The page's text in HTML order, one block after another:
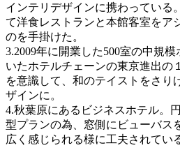
インテリデザインに携わっている
て洋食レストランと本館客室をア
のを手掛けた。
3.2009年に開業した500室の中規
いたホテルチェーンの東京進出の
を意識して、和のテイストをさり
ザインに。
4.秋葉原にあるビジネスホテル。
型プランの為、窓側にビューバス
広く感じられる様に工夫されてい